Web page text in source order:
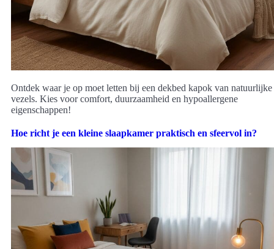
Ontdek waar je op moet letten bij een dekbed kapok van natuurlijke
vezels. Kies voor comfort, duurzaamheid en hypoallergene
eigenschappen!
Hoe richt je een kleine slaapkamer praktisch en sfeervol in?